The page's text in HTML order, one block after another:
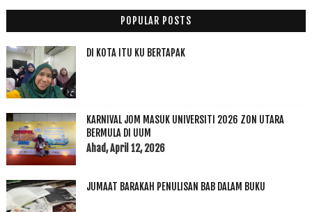
►2019 (118)
►2018(195)
►2017(199)
►2016(174)
►2015(199)
►2014(47)
►2013(53)
►2012(100)
►2011(63)
POPULAR POSTS
DI KOTA ITU KU BERTAPAK
KARNIVAL JOM MASUK UNIVERSITI 2026 ZON UTARA
BERMULA DI UUM
Ahad, April 12, 2026
JUMAAT BARAKAH PENULISAN BAB DALAM BUKU